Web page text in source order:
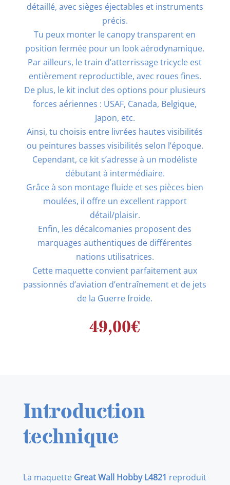
détaillé, avec sièges éjectables et instruments
précis.
Tu peux monter le canopy transparent en
position fermée pour un look aérodynamique.
Par ailleurs, le train d’atterrissage tricycle est
entièrement reproductible, avec roues fines.
De plus, le kit inclut des options pour plusieurs
forces aériennes : USAF, Canada, Belgique,
Japon, etc.
Ainsi, tu choisis entre livrées hautes visibilités
ou peintures basses visibilités selon l’époque.
Cependant, ce kit s’adresse à un modéliste
débutant à intermédiaire.
Grâce à son montage fluide et ses pièces bien
moulées, il offre un excellent rapport
détail/plaisir.
Enfin, les décalcomanies proposent des
marquages authentiques de différentes
nations utilisatrices.
Cette maquette convient parfaitement aux
passionnés d’aviation d’entraînement et de jets
de la Guerre froide.
49,00€
Introduction
technique
La maquette Great Wall Hobby L4821 reproduit